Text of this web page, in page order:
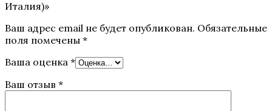
Италия)»
Ваш адрес email не будет опубликован. Обязательные
поля помечены *
Ваша оценка *
Ваш отзыв *